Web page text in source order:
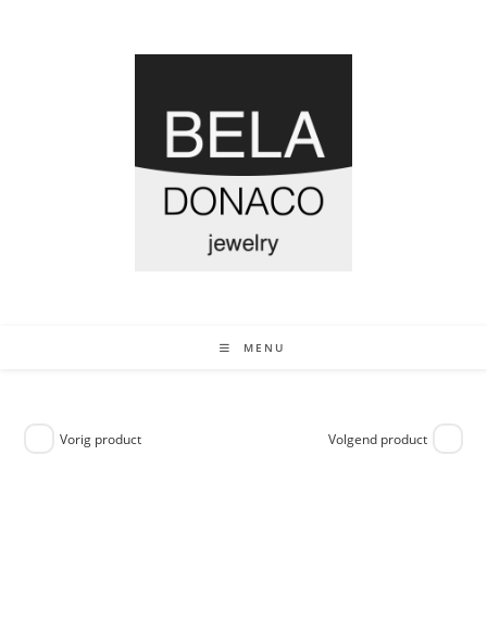
MENU
Vorig product Volgend product